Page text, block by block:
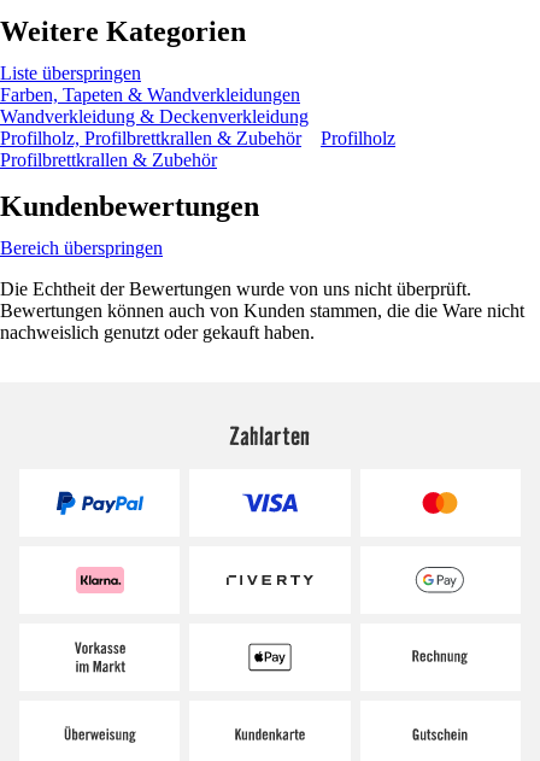
Weitere Kategorien
Liste überspringen
Farben, Tapeten & Wandverkleidungen
Wandverkleidung & Deckenverkleidung
Profilholz, Profilbrettkrallen & Zubehör
Profilholz
Profilbrettkrallen & Zubehör
Kundenbewertungen
Bereich überspringen
Die Echtheit der Bewertungen wurde von uns nicht überprüft.
Bewertungen können auch von Kunden stammen, die die Ware nicht
nachweislich genutzt oder gekauft haben.
Zahlarten